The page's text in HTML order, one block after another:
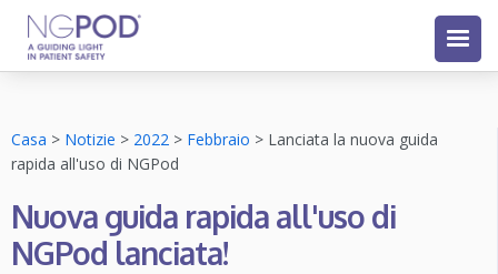
Casa > Notizie > 2022 > Febbraio > Lanciata la nuova guida
rapida all'uso di NGPod
Nuova guida rapida all'uso di
NGPod lanciata!